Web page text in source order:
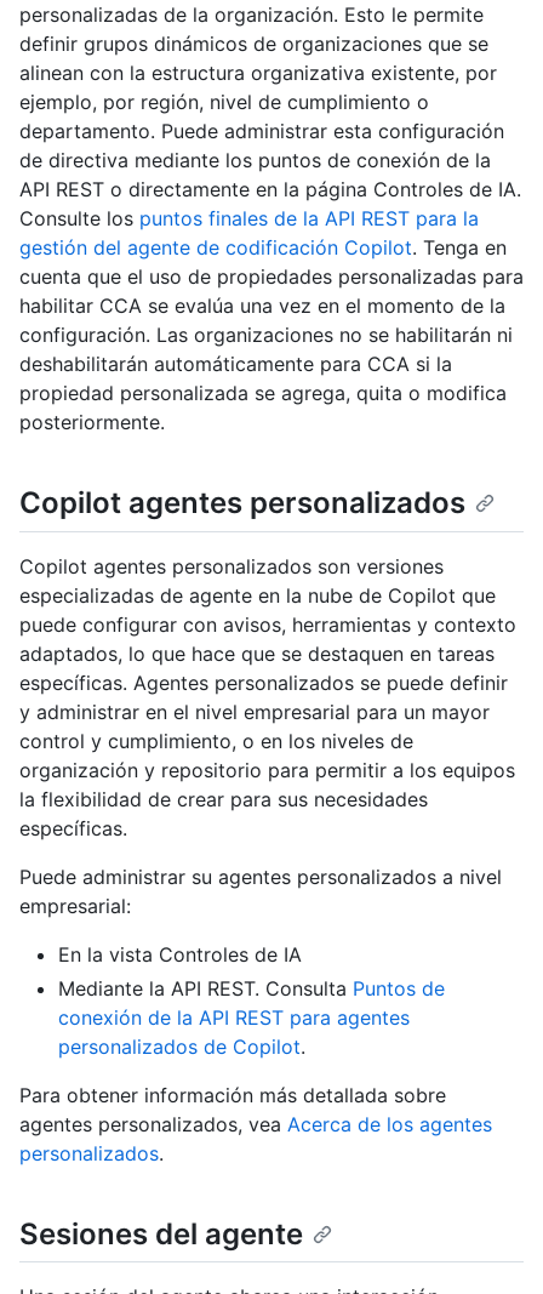
personalizadas de la organización. Esto le permite
definir grupos dinámicos de organizaciones que se
alinean con la estructura organizativa existente, por
ejemplo, por región, nivel de cumplimiento o
departamento. Puede administrar esta configuración
de directiva mediante los puntos de conexión de la
API REST o directamente en la página Controles de IA.
Consulte los puntos finales de la API REST para la
gestión del agente de codificación Copilot. Tenga en
cuenta que el uso de propiedades personalizadas para
habilitar CCA se evalúa una vez en el momento de la
configuración. Las organizaciones no se habilitarán ni
deshabilitarán automáticamente para CCA si la
propiedad personalizada se agrega, quita o modifica
posteriormente.
Copilot agentes personalizados
Copilot agentes personalizados son versiones
especializadas de agente en la nube de Copilot que
puede configurar con avisos, herramientas y contexto
adaptados, lo que hace que se destaquen en tareas
específicas. Agentes personalizados se puede definir
y administrar en el nivel empresarial para un mayor
control y cumplimiento, o en los niveles de
organización y repositorio para permitir a los equipos
la flexibilidad de crear para sus necesidades
específicas.
Puede administrar su agentes personalizados a nivel
empresarial:
En la vista Controles de IA
Mediante la API REST. Consulta Puntos de
conexión de la API REST para agentes
personalizados de Copilot.
Para obtener información más detallada sobre
agentes personalizados, vea Acerca de los agentes
personalizados.
Sesiones del agente